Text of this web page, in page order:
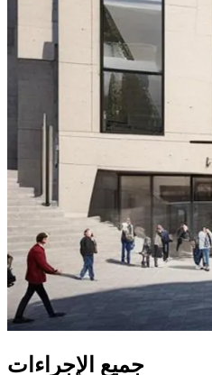
جميع الإجراءات